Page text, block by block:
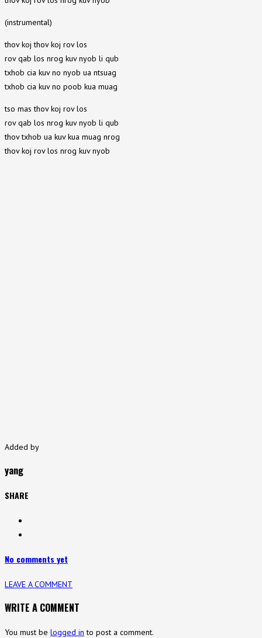
(instrumental)
thov koj thov koj rov los
rov qab los nrog kuv nyob li qub
txhob cia kuv no nyob ua ntsuag
txhob cia kuv no poob kua muag
tso mas thov koj rov los
rov qab los nrog kuv nyob li qub
thov txhob ua kuv kua muag nrog
thov koj rov los nrog kuv nyob
Added by
yang
SHARE
No comments yet
LEAVE A COMMENT
WRITE A COMMENT
You must be logged in to post a comment.